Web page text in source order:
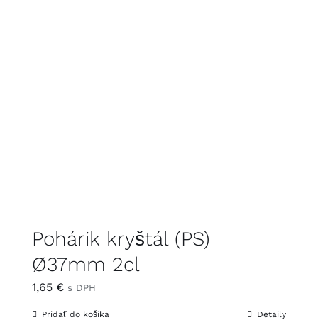
Pohárik kryštál (PS)
Ø37mm 2cl
1,65 € s DPH
Pridať do košíka Detaily